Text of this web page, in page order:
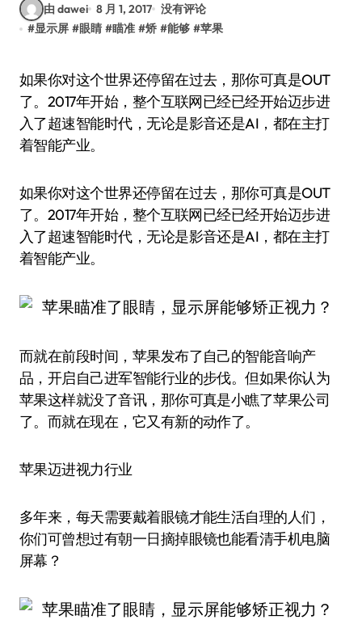
由 dawei 8 月 1, 2017 没有评论
#显示屏 #眼睛 #瞄准 #矫 #能够 #苹果
如果你对这个世界还停留在过去，那你可真是OUT
了。2017年开始，整个互联网已经已经开始迈步进
入了超速智能时代，无论是影音还是AI，都在主打
着智能产业。
如果你对这个世界还停留在过去，那你可真是OUT
了。2017年开始，整个互联网已经已经开始迈步进
入了超速智能时代，无论是影音还是AI，都在主打
着智能产业。
而就在前段时间，苹果发布了自己的智能音响产
品，开启自己进军智能行业的步伐。但如果你认为
苹果这样就没了音讯，那你可真是小瞧了苹果公司
了。而就在现在，它又有新的动作了。
苹果迈进视力行业
多年来，每天需要戴着眼镜才能生活自理的人们，
你们可曾想过有朝一日摘掉眼镜也能看清手机电脑
屏幕？